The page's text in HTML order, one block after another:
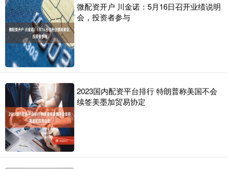
微配资开户 川金诺：5月16日召开业绩说明
会，投资者参与
2023国内配资平台排行 特朗普称美国不会
续签美墨加贸易协定